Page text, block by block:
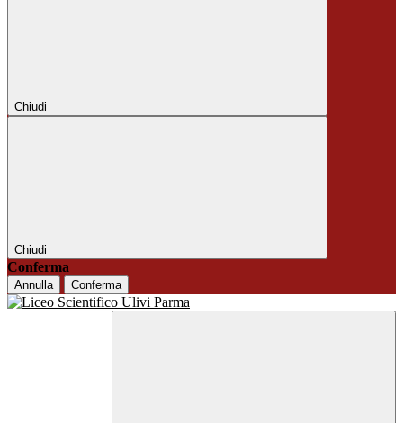
Chiudi
Chiudi
Conferma
Annulla Conferma